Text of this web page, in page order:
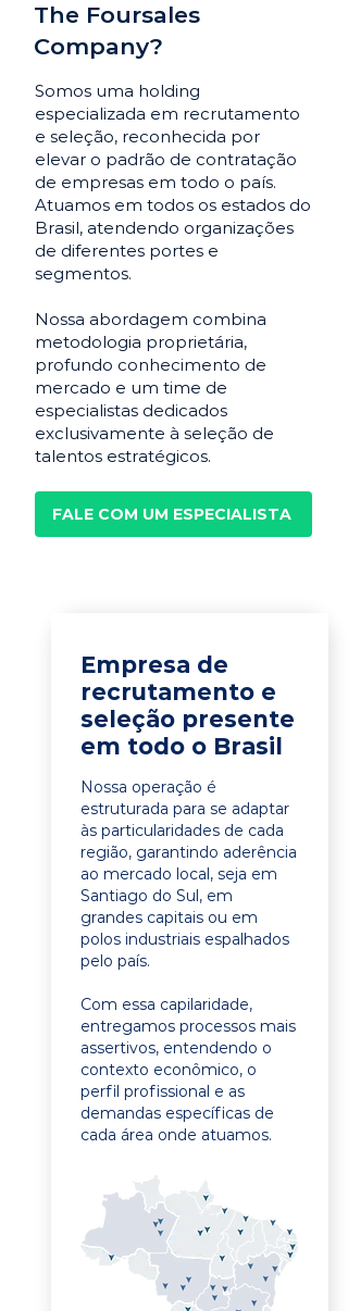
The Foursales
Company?
Somos uma holding
especializada em recrutamento
e seleção, reconhecida por
elevar o padrão de contratação
de empresas em todo o país.
Atuamos em todos os estados do
Brasil, atendendo organizações
de diferentes portes e
segmentos.
Nossa abordagem combina
metodologia proprietária,
profundo conhecimento de
mercado e um time de
especialistas dedicados
exclusivamente à seleção de
talentos estratégicos.
FALE COM UM ESPECIALISTA
Empresa de
recrutamento e
seleção presente
em todo o Brasil
Nossa operação é
estruturada para se adaptar
às particularidades de cada
região, garantindo aderência
ao mercado local, seja em
Santiago do Sul, em
grandes capitais ou em
polos industriais espalhados
pelo país.
Com essa capilaridade,
entregamos processos mais
assertivos, entendendo o
contexto econômico, o
perfil profissional e as
demandas específicas de
cada área onde atuamos.